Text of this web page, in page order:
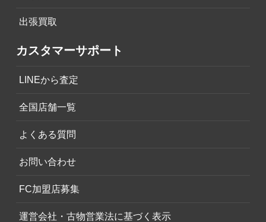
出張買取
カスタマーサポート
LINEから査定
全国店舗一覧
よくある質問
お問い合わせ
FC加盟店募集
運営会社・古物営業法に基づく表示